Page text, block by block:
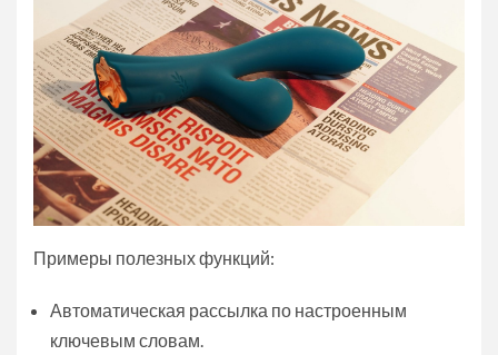
Примеры полезных функций:
Автоматическая рассылка по настроенным
ключевым словам.